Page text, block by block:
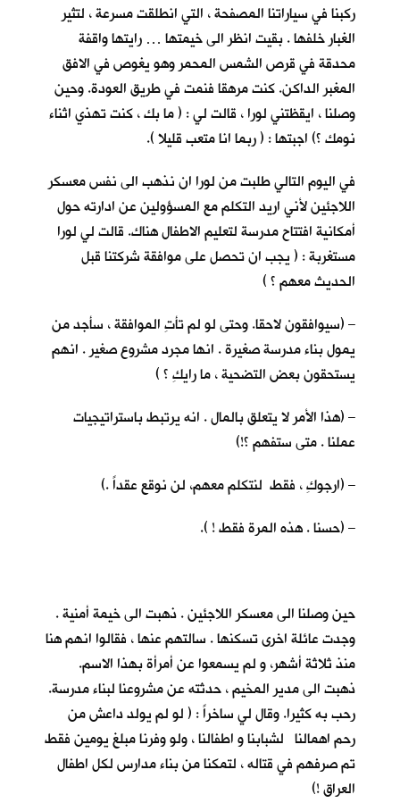
ركبنا في سياراتنا المصفحة ، التي انطلقت مسرعة ، لتثير
الغبار خلفها . بقيت انظر الى خيمتها … رايتها واقفة
محدقة في قرص الشمس المحمر وهو يغوص في الافق
المغبر الداكن. كنت مرهقا فنمت في طريق العودة. وحين
وصلنا ، ايقظتني لورا ، قالت لي : ( ما بك ، كنت تهذي اثناء
نومك ؟) اجبتها : ( ربما انا متعب قليلا ).
في اليوم التالي طلبت من لورا ان نذهب الى نفس معسكر
اللاجئين لأني اريد التكلم مع المسؤولين عن ادارته حول
أمكانية افتتاح مدرسة لتعليم الاطفال هناك. قالت لي لورا
مستغربة : ( يجب ان تحصل على موافقة شركتنا قبل
الحديث معهم ؟ )
– (سيوافقون لاحقا. وحتى لو لم تأتِ الموافقة ، سأجد من
يمول بناء مدرسة صغيرة . انها مجرد مشروع صغير . انهم
يستحقون بعض التضحية ، ما رايكِ ؟ )
– (هذا الأمر لا يتعلق بالمال . انه يرتبط باستراتيجيات
عملنا . متى ستفهم ؟!)
– (ارجوكِ ، فقط لنتكلم معهم، لن نوقع عقداً .)
– (حسنا . هذه المرة فقط ! ).
حين وصلنا الى معسكر اللاجئين . ذهبت الى خيمة أمنية .
وجدت عائلة اخرى تسكنها . سالتهم عنها ، فقالوا انهم هنا
منذ ثلاثة أشهر، و لم يسمعوا عن أمرأة بهذا الاسم.
ذهبت الى مدير المخيم ، حدثته عن مشروعنا لبناء مدرسة.
رحب به كثيرا. وقال لي ساخراً : ( لو لم يولد داعش من
رحم اهمالنا لشبابنا و اطفالنا ، ولو وفرنا مبلغ يومين فقط
تم صرفهم في قتاله ، لتمكنا من بناء مدارس لكل اطفال
العراق !)